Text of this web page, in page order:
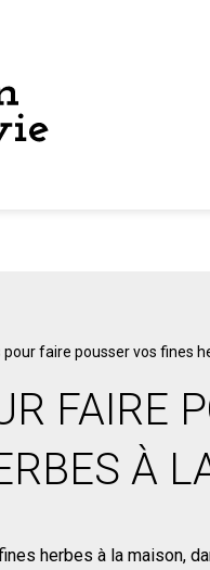
faire pousser vos fines
FAIRE
À
herbes à la maison,